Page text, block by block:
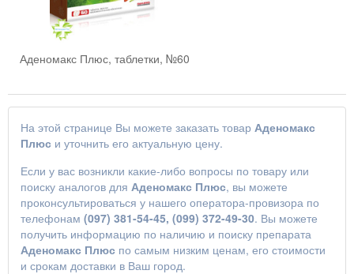
Аденомакс Плюс, таблетки, №60
На этой странице Вы можете заказать товар Аденомакс
Плюс и уточнить его актуальную цену.
Если у вас возникли какие-либо вопросы по товару или
поиску аналогов для Аденомакс Плюс, вы можете
проконсультироваться у нашего оператора-провизора по
телефонам (097) 381-54-45, (099) 372-49-30. Вы можете
получить информацию по наличию и поиску препарата
Аденомакс Плюс по самым низким ценам, его стоимости
и срокам доставки в Ваш город.